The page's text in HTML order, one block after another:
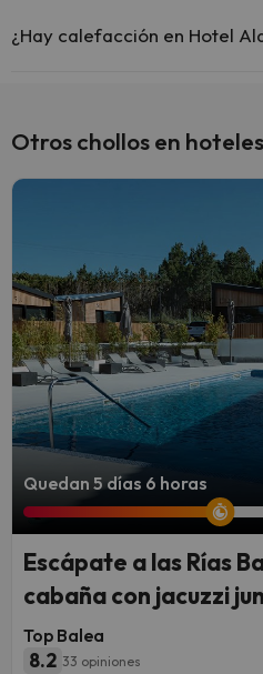
¿Hay calefacción en Hotel
Otros chollos en
Quedan 5 días 6 horas
Escápate a las Rías
cabaña con jacuzzi
Top Balea
8.2 33 opiniones